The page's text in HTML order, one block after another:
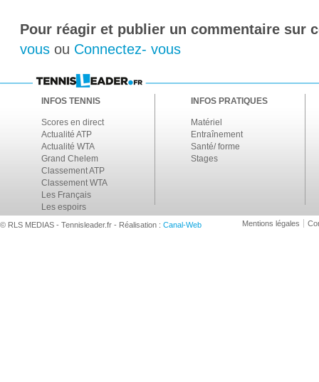
Pour réagir et publier un commentaire sur
vous ou Connectez- vous
INFOS TENNIS
Scores en direct
Actualité ATP
Actualité WTA
Grand Chelem
Classement ATP
Classement WTA
Les Français
Les espoirs
INFOS PRATIQUES
Matériel
Entraînement
Santé/ forme
Stages
© RLS MEDIAS - Tennisleader.fr - Réalisation : Canal-Web Mentions légales